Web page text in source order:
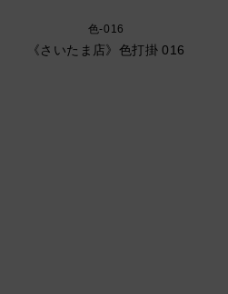
色-016
《さいたま店》色打掛 016